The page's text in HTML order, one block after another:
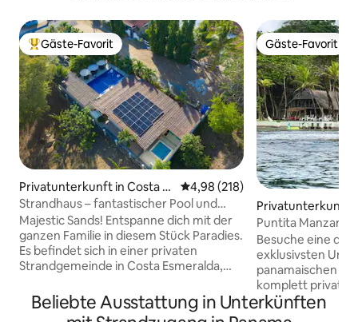
Beliebter Gäste-Favorit.
Gäste-Favorit
Privatunterkunft in Costa Es
meralda
Durchschnittliche Bewertung:
4,98 (218)
Strandhaus – fantastischer Pool und
Whirlpool – haustierfreundlich
Majestic Sands! Entspanne dich mit der
ganzen Familie in diesem Stück Paradies.
Es befindet sich in einer privaten
Strandgemeinde in Costa Esmeralda,
American Highway und ein paar Minuten
von anderen lokalen Stränden wie
Gäste-Favorit
Gäste-Favorit
Privatunterkunft
a
Puntita
und Dschungel
Besuche eine
exklusivsten
panamaischen
komplett privates
Grundstück,
Karibik (500
Beliebte Ausstattung in Unterkünften